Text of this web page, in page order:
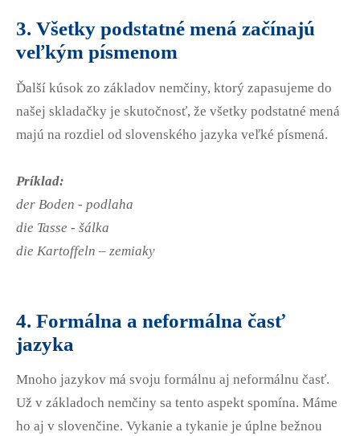
3. Všetky podstatné mená začínajú
veľkým písmenom
Ďalší kúsok zo základov nemčiny, ktorý zapasujeme do
našej skladačky je skutočnosť, že všetky podstatné mená
majú na rozdiel od slovenského jazyka veľké písmená.
Príklad:
der Boden - podlaha
die Tasse - šálka
die Kartoffeln – zemiaky
4. Formálna a neformálna časť
jazyka
Mnoho jazykov má svoju formálnu aj neformálnu časť.
Už v základoch nemčiny sa tento aspekt spomína. Máme
ho aj v slovenčine. Vykanie a tykanie je úplne bežnou